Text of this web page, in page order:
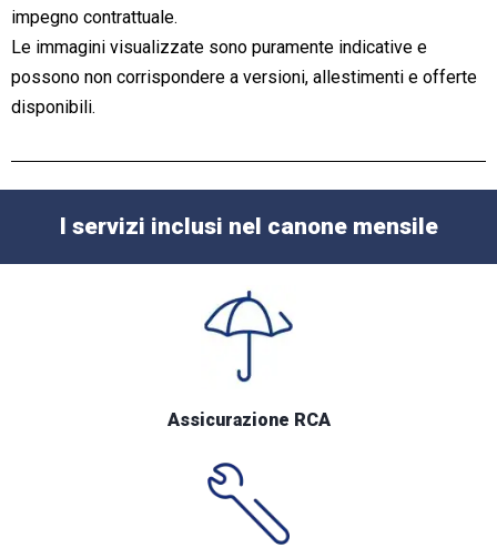
impegno contrattuale.
Le immagini visualizzate sono puramente indicative e
possono non corrispondere a versioni, allestimenti e offerte
disponibili.
I servizi inclusi nel canone mensile
Assicurazione RCA